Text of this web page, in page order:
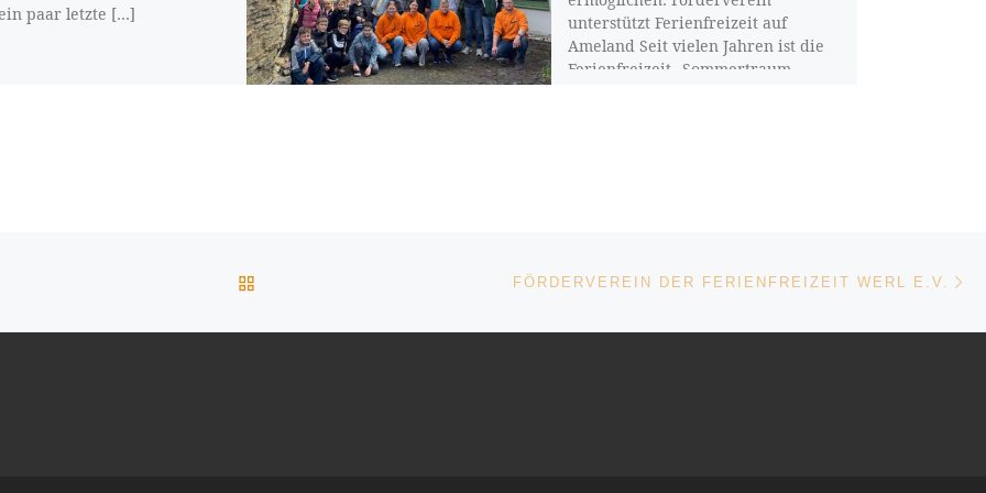
paar letzte […]
unterstützt Ferienfreizeit auf
Ameland Seit vielen Jahren ist die
Ferienfreizeit „Sommertraum
ZURÜCK ZUR BEITRAGSLISTEFÖRDERVEREIN DER FERIENFREIZEIT WERL E.V.